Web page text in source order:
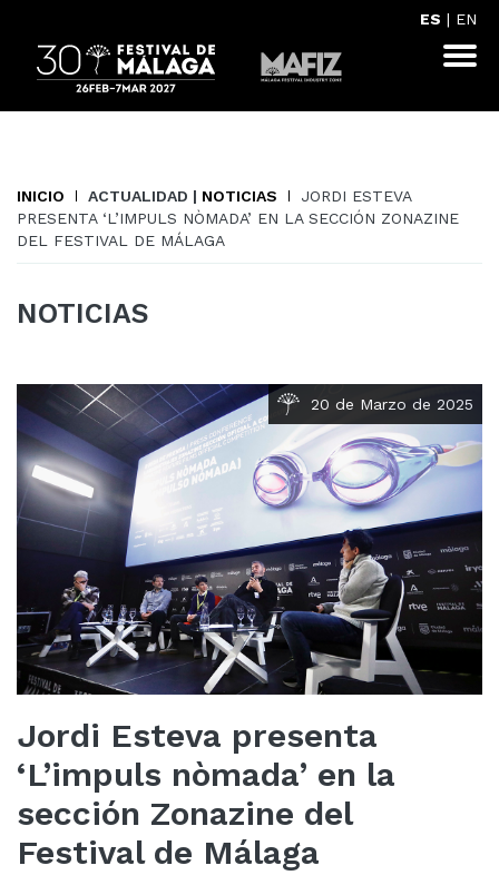
ES | EN
INICIO ACTUALIDAD | NOTICIAS
JORDI ESTEVA
PRESENTA ‘L’IMPULS NÒMADA’ EN LA SECCIÓN ZONAZINE
DEL FESTIVAL DE MÁLAGA
NOTICIAS
20 de Marzo de 2025
Jordi Esteva presenta
‘L’impuls nòmada’ en la
sección Zonazine del
Festival de Málaga